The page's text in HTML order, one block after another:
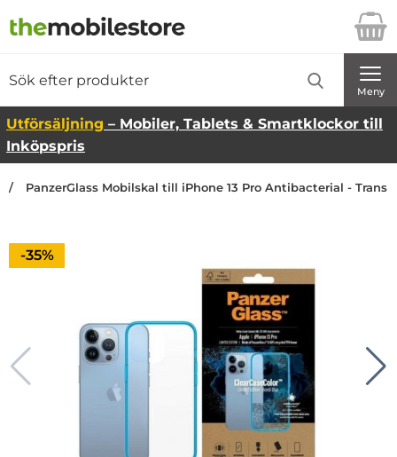
Startsidan för Danira Telecom AB
Meny
Utförsäljning – Mobiler, Tablets & Smartklockor till
Inköpspris
PanzerGlass Mobilskal till iPhone 13 Pro Antibacterial -
Priset är nedsatt med
-35%